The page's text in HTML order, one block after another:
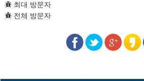
최대 방문자
전체 방문자